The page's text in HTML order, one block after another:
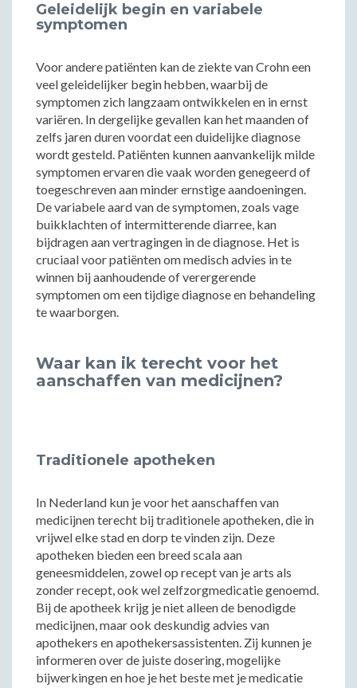
Geleidelijk begin en variabele
symptomen
Voor andere patiënten kan de ziekte van Crohn een
veel geleidelijker begin hebben, waarbij de
symptomen zich langzaam ontwikkelen en in ernst
variëren. In dergelijke gevallen kan het maanden of
zelfs jaren duren voordat een duidelijke diagnose
wordt gesteld. Patiënten kunnen aanvankelijk milde
symptomen ervaren die vaak worden genegeerd of
toegeschreven aan minder ernstige aandoeningen.
De variabele aard van de symptomen, zoals vage
buikklachten of intermitterende diarree, kan
bijdragen aan vertragingen in de diagnose. Het is
cruciaal voor patiënten om medisch advies in te
winnen bij aanhoudende of verergerende
symptomen om een tijdige diagnose en behandeling
te waarborgen.
Waar kan ik terecht voor het
aanschaffen van medicijnen?
Traditionele apotheken
In Nederland kun je voor het aanschaffen van
medicijnen terecht bij traditionele apotheken, die in
vrijwel elke stad en dorp te vinden zijn. Deze
apotheken bieden een breed scala aan
geneesmiddelen, zowel op recept van je arts als
zonder recept, ook wel zelfzorgmedicatie genoemd.
Bij de apotheek krijg je niet alleen de benodigde
medicijnen, maar ook deskundig advies van
apothekers en apothekersassistenten. Zij kunnen je
informeren over de juiste dosering, mogelijke
bijwerkingen en hoe je het beste met je medicatie